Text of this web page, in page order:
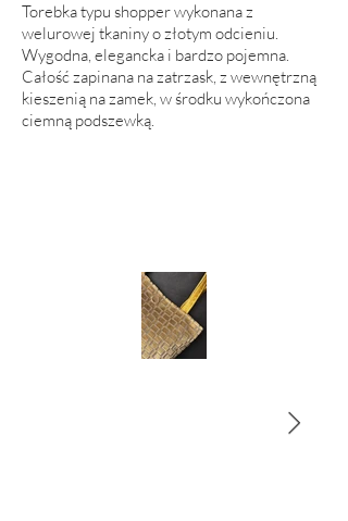
Torebka typu shopper wykonana z
welurowej tkaniny o złotym odcieniu.
Wygodna, elegancka i bardzo pojemna.
Całość zapinana na zatrzask, z wewnętrzną
kieszenią na zamek, w środku wykończona
ciemną podszewką.